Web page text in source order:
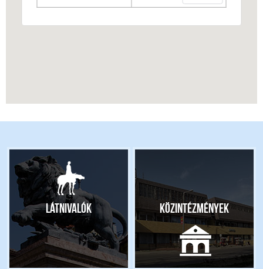
Látnivalók Közintézmények